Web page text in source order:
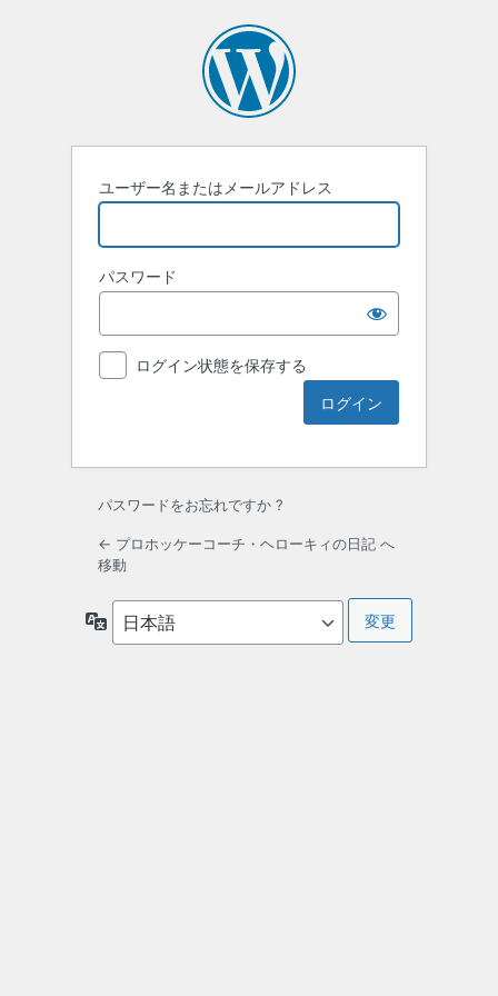
ユーザー名またはメールアドレス
パスワード
ログイン状態を保存する
パスワードをお忘れですか ?
← プロホッケーコーチ・ヘローキィの日記 へ
移動
語